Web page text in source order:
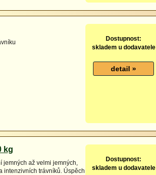
Dostupnost:
skladem u dodavatele
kg
jemných až velmi jemných,
intenzivních trávníků. Úspěch
Dostupnost:
skladem u dodavatele